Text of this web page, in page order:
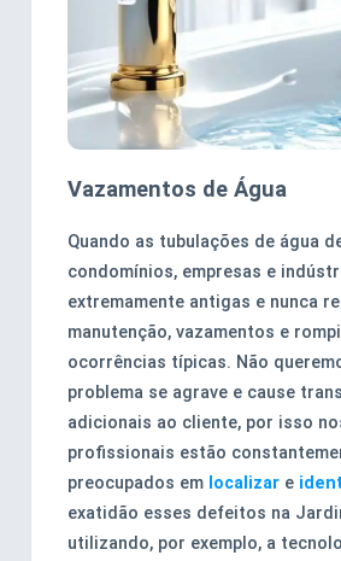
Vazamentos de Água
Quando as tubulações de água
condomínios, empresas e
extremamente antigas e nunca
manutenção, vazamentos e
ocorrências típicas. Não
problema se agrave e cause
adicionais ao cliente, por isso
profissionais estão
preocupados em localizar e
exatidão esses defeitos na
utilizando, por exemplo, a